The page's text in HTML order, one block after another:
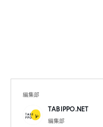
編集部
TABIPPO.NET
編集部